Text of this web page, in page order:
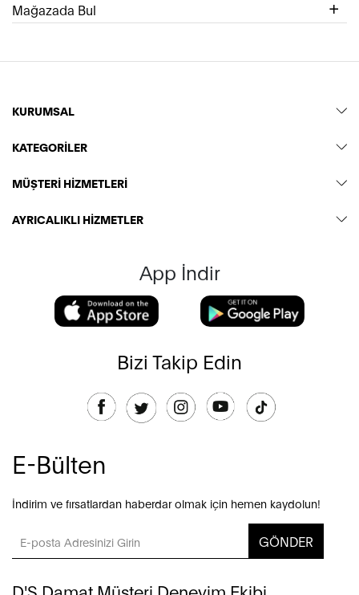
Mağazada Bul
KURUMSAL
KATEGORİLER
MÜŞTERİ HİZMETLERİ
AYRICALIKLI HİZMETLER
App İndir
Bizi Takip Edin
E-Bülten
İndirim ve fırsatlardan haberdar olmak için hemen kaydolun!
GÖNDER
D'S Damat Müşteri Deneyim Ekibi